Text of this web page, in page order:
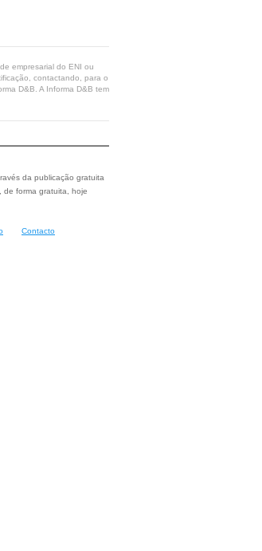
empresarial do ENI ou
contactando, para o
D&B. A Informa D&B tem
da publicação gratuita
de forma gratuita, hoje
Contacto